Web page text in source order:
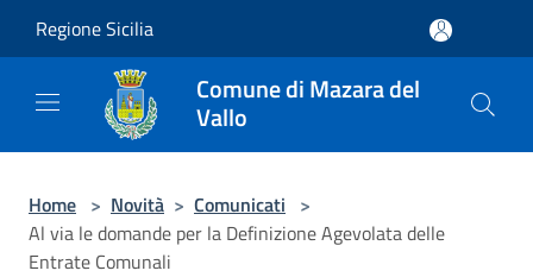
Regione Sicilia
Comune di Mazara del
Vallo
Home > Novità > Comunicati >
Al via le domande per la Definizione Agevolata delle
Entrate Comunali